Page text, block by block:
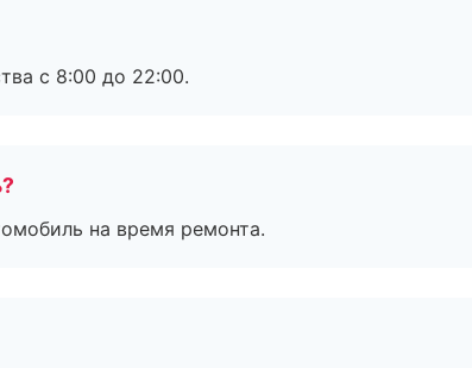
с 8:00 до 22:00.
на время ремонта.